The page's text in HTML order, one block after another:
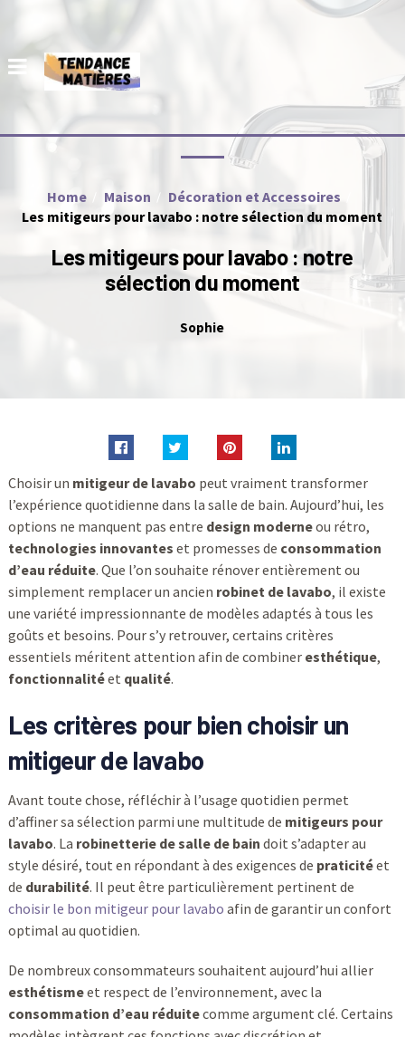
Home Maison
Décoration et Accessoires
Les mitigeurs pour lavabo : notre sélection du moment
Les mitigeurs pour lavabo : notre
sélection du moment
Sophie
Choisir un mitigeur de lavabo peut vraiment transformer
l’expérience quotidienne dans la salle de bain. Aujourd’hui, les
options ne manquent pas entre design moderneou rétro,
technologies innovantes et promesses de consommation
d’eau réduite. Que l’on souhaite rénover entièrement ou
simplement remplacer un ancien robinet de lavabo, il existe
une variété impressionnante de modèles adaptés à tous les
goûts et besoins. Pour s’y retrouver, certains critères
essentiels méritent attention afin de combiner esthétique,
fonctionnalitéet qualité.
Les critères pour bien choisir un
mitigeur de lavabo
Avant toute chose, réfléchir à l’usage quotidien permet
d’affiner sa sélection parmi une multitude de mitigeurs pour
lavabo. La robinetterie de salle de bain doit s’adapter au
style désiré, tout en répondant à des exigences de praticitéet
de durabilité. Il peut être particulièrement pertinent de
choisir le bon mitigeur pour lavabo afin de garantir un confort
optimal au quotidien.
De nombreux consommateurs souhaitent aujourd’hui allier
esthétismeet respect de l’environnement, avec la
consommation d’eau réduitecomme argument clé. Certains